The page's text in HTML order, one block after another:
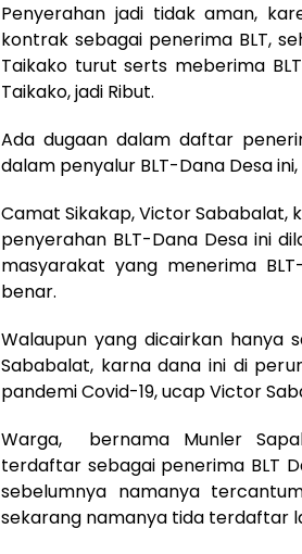
Penyerahan jadi tidak aman,
kontrak sebagai penerima BLT,
Taikako turut serts meberima
Taikako, jadi Ribut.
Ada dugaan dalam daftar
dalam penyalur BLT-Dana Desa
Camat Sikakap, Victor
penyerahan BLT-Dana Desa ini
masyarakat yang menerima
benar.
Walaupun yang dicairkan hanya
Sababalat, karna dana ini di
pandemi Covid-19, ucap Victor
Warga, bernama Munler
terdaftar sebagai penerima BLT
sebelumnya namanya
sekarang namanya tida terdaftar